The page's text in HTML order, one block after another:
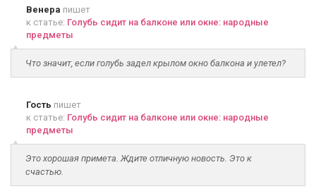
Венера пишет
к статье: Голубь сидит на балконе или окне: народные
предметы
Что значит, если голубь задел крылом окно балкона и улетел?
Гость пишет
к статье: Голубь сидит на балконе или окне: народные
предметы
Это хорошая примета. Ждите отличную новость. Это к
счастью.